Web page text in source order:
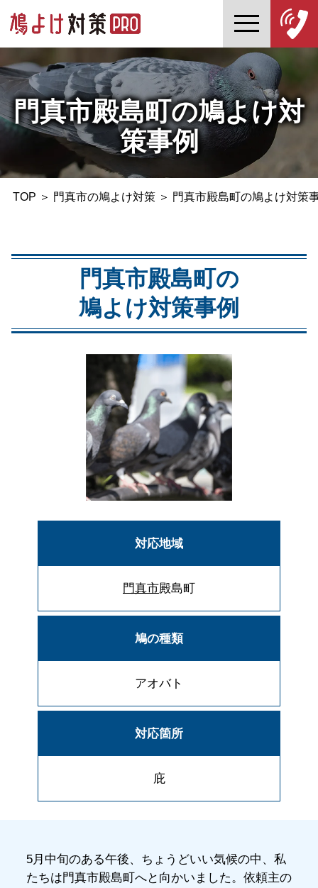
門真市殿島町の鳩よけ対
策事例
TOP ＞ 門真市の鳩よけ対策＞ 門真市殿島町の鳩よけ対策
門真市殿島町の
鳩よけ対策事例
対応地域
門真市殿島町
鳩の種類
アオバト
対応箇所
庇
5月中旬のある午後、ちょうどいい気候の中、私
たちは門真市殿島町へと向かいました。依頼主の